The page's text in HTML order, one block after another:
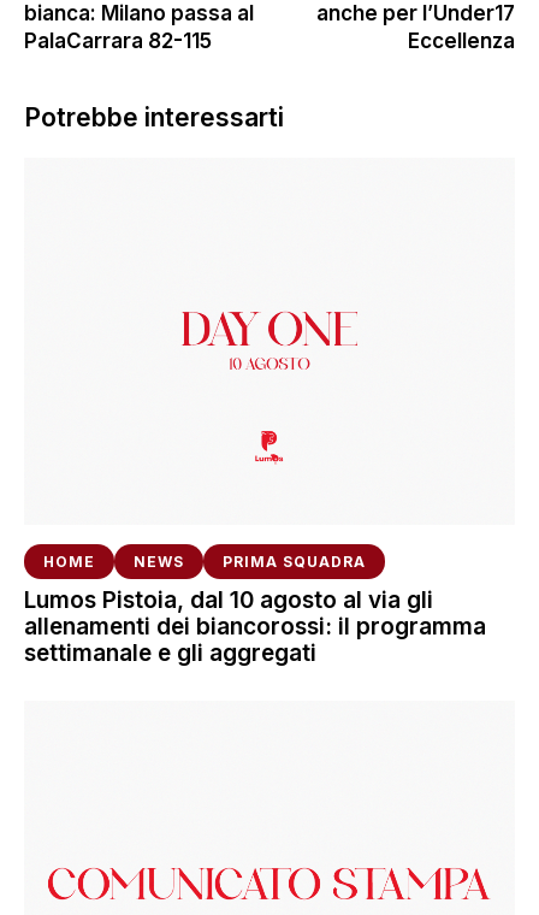
bianca: Milano passa al
PalaCarrara 82-115
anche per l’Under17
Eccellenza
Potrebbe interessarti
HOME NEWS PRIMA SQUADRA
Lumos Pistoia, dal 10 agosto al via gli
allenamenti dei biancorossi: il programma
settimanale e gli aggregati